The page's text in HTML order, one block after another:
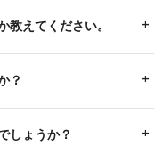
えてください。
？
しょうか？